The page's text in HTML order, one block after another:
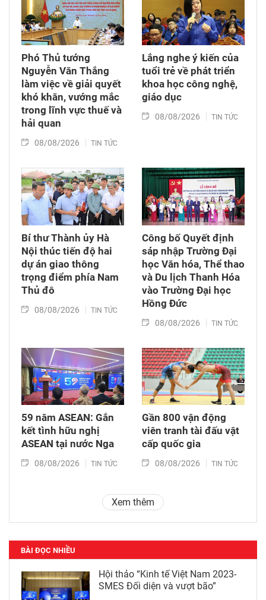
Bắc Ninh) và đông đảo du khách trong, ngoài
nước.
Phó Thủ tướng
Nguyễn Văn Thắng
làm việc về giải quyết
khó khăn, vướng mắc
trong lĩnh vực thuế và
hải quan
08/08/2026 TIN TỨC
Lắng nghe ý kiến của
tuổi trẻ về phát triển
khoa học công nghệ,
giáo dục
08/08/2026 TIN TỨC
Bí thư Thành ủy Hà
Nội thúc tiến độ hai
dự án giao thông
trọng điểm phía Nam
Thủ đô
08/08/2026 TIN TỨC
Công bố Quyết định
sáp nhập Trường Đại
học Văn hóa, Thể thao
và Du lịch Thanh Hóa
vào Trường Đại học
Hồng Đức
08/08/2026 TIN TỨC
59 năm ASEAN: Gắn
kết tình hữu nghị
ASEAN tại nước Nga
08/08/2026 TIN TỨC
Gần 800 vận động
viên tranh tài đấu vật
cấp quốc gia
08/08/2026 TIN TỨC
Xem thêm
BÀI ĐỌC NHIỀU
Hội thảo “Kinh tế Việt Nam 2023-
SMES Đối diện và vượt bão”